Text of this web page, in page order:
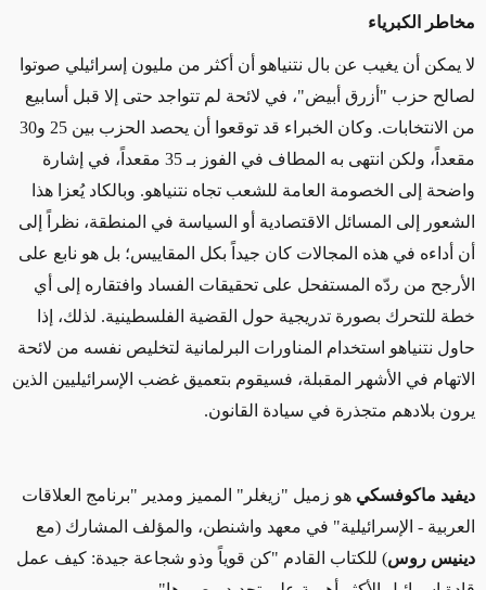
مخاطر الكبرياء
لا يمكن أن يغيب عن بال نتنياهو أن أكثر من مليون إسرائيلي صوتوا
لصالح حزب "أزرق أبيض"، في لائحة لم تتواجد حتى إلا قبل أسابيع
من الانتخابات. وكان الخبراء قد توقعوا أن يحصد الحزب بين 25 و30
مقعداً، ولكن انتهى به المطاف في الفوز بـ 35 مقعداً، في إشارة
واضحة إلى الخصومة العامة للشعب تجاه نتنياهو. وبالكاد يُعزا هذا
الشعور إلى المسائل الاقتصادية أو السياسة في المنطقة، نظراً إلى
أن أداءه في هذه المجالات كان جيداً بكل المقاييس؛ بل هو نابع على
الأرجح من ردّه المستفحل على تحقيقات الفساد وافتقاره إلى أي
خطة للتحرك بصورة تدريجية حول القضية الفلسطينية. لذلك، إذا
حاول نتنياهو استخدام المناورات البرلمانية لتخليص نفسه من لائحة
الاتهام في الأشهر المقبلة، فسيقوم بتعميق غضب الإسرائيليين الذين
يرون بلادهم متجذرة في سيادة القانون.
ديفيد ماكوفسكي هو زميل "زيغلر" المميز ومدير "برنامج العلاقات
العربية - الإسرائيلية" في معهد واشنطن، والمؤلف المشارك (مع
دينيس روس) للكتاب القادم "كن قوياً وذو شجاعة جيدة: كيف عمل